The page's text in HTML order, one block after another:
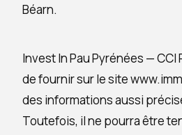
Béarn.
Invest In Pau Pyrénées — CCI
de fournir sur le site
des informations aussi
Toutefois, il ne pourra être